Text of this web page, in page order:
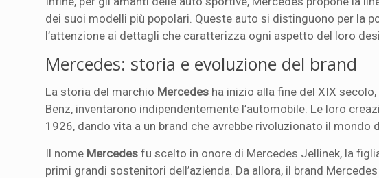
dei suoi modelli più popolari. Queste auto si distinguono per la
l’attenzione ai dettagli che caratterizza ogni aspetto del loro
Mercedes: storia e evoluzione del brand
La storia del marchio Mercedes ha inizio alla fine del XIX
Benz, inventarono indipendentemente l’automobile. Le loro
1926, dando vita a un brand che avrebbe rivoluzionato il mondo
Il nome Mercedes fu scelto in onore di Mercedes Jellinek, la
primi grandi sostenitori dell’azienda. Da allora, il brand